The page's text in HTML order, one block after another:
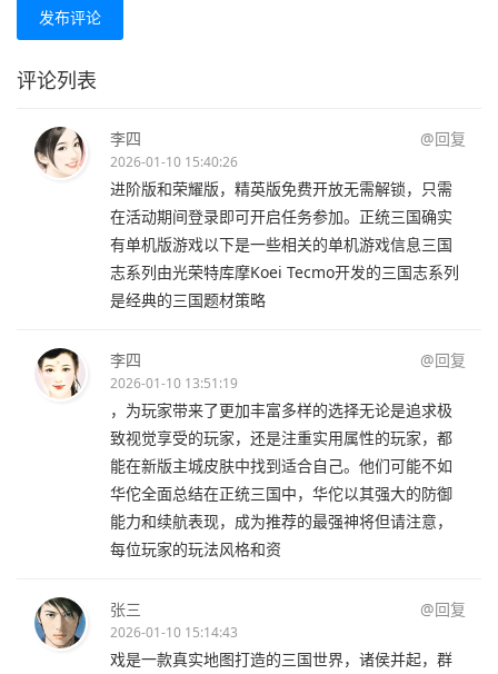
发布评论
评论列表
李四 @回复
2026-01-10 15:40:26
进阶版和荣耀版，精英版免费开放无需解锁，只需
在活动期间登录即可开启任务参加。正统三国确实
有单机版游戏以下是一些相关的单机游戏信息三国
志系列由光荣特库摩Koei Tecmo开发的三国志系列
是经典的三国题材策略
李四 @回复
2026-01-10 13:51:19
，为玩家带来了更加丰富多样的选择无论是追求极
致视觉享受的玩家，还是注重实用属性的玩家，都
能在新版主城皮肤中找到适合自己。他们可能不如
华佗全面总结在正统三国中，华佗以其强大的防御
能力和续航表现，成为推荐的最强神将但请注意，
每位玩家的玩法风格和资
张三 @回复
2026-01-10 15:14:43
戏是一款真实地图打造的三国世界，诸侯并起，群